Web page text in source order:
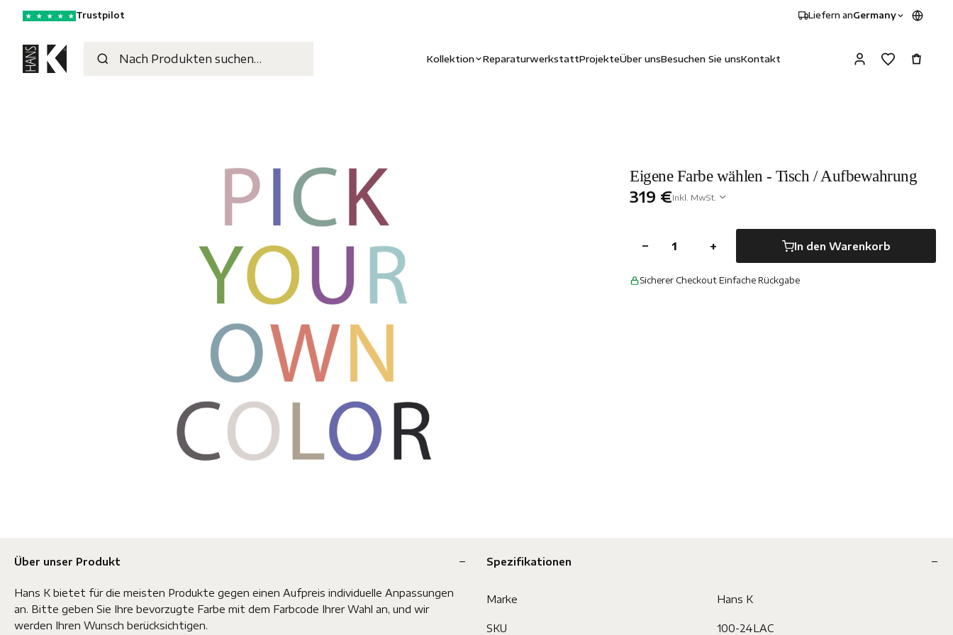
★ ★ ★ ★ ★ Trustpilot Liefern anGermany
Kollektion ReparaturwerkstattProjekteÜber unsBesuchen Sie unsKontakt
Eigene Farbe wählen - Tisch / Aufbewahrung
319 €Inkl. MwSt.
− + In den Warenkorb
Sicherer Checkout·Einfache Rückgabe
Über unser Produkt
Hans K bietet für die meisten Produkte gegen einen Aufpreis individuelle Anpassungen
an. Bitte geben Sie Ihre bevorzugte Farbe mit dem Farbcode Ihrer Wahl an, und wir
werden Ihren Wunsch berücksichtigen.
Spezifikationen
Marke Hans K
SKU 100-24LAC